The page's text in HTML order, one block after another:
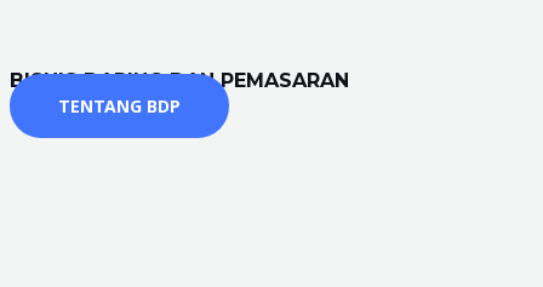
BISNIS DARING DAN PEMASARAN
TENTANG BDP